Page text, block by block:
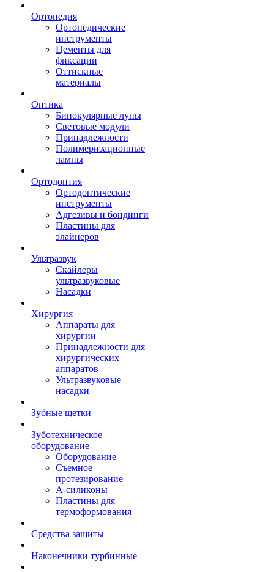
Ортопедия
Ортопедические
инструменты
Цементы для
фиксации
Оттискные
материалы
Оптика
Бинокулярные лупы
Световые модули
Принадлежности
Полимеризационные
лампы
Ортодонтия
Ортодонтические
инструменты
Адгезивы и бондинги
Пластины для
элайнеров
Ультразвук
Скайлеры
ультразвуковые
Насадки
Хирургия
Аппараты для
хирургии
Принадлежности для
хирургических
аппаратов
Ультразвуковые
насадки
Зубные щетки
Зуботехническое
оборудование
Оборудование
Съемное
протезирование
А-силиконы
Пластины для
термоформования
Средства защиты
Наконечники турбинные